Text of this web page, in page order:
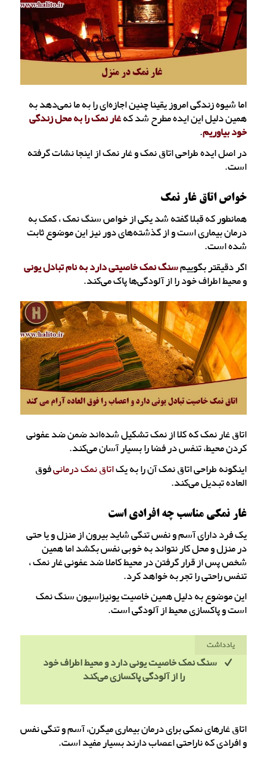
اما شیوه زندگی امروز یقینا چنین اجازه‌ای را به ما نمی‌دهد به
همین دلیل این ایده مطرح شد کهغار نمک را به محل زندگی
خود بیاوریم.
در اصل ایده طراحی اتاق نمک و غار نمک از اینجا نشات گرفته
است.
خواص اتاق غار نمک
همانطور که قبلا گفته شد یکی از خواص سنگ نمک ، کمک به
درمان بیماری است و از گذشته‌های دور نیز این موضوع ثابت
شده است.
اگر دقیقتر بگوییمسنگ نمک خاصیتی دارد به نام تبادل یونی
و محیط اطراف خود را از آلودگی‌ها پاک می‌کند.
اتاق غار نمک که کلا از نمک تشکیل شده‌اند ضمن ضد عفونی
کردن محیط، تنفس در فضا را بسیار آسان می‌کند.
اینگونه طراحی اتاق نمک آن را به یکاتاق نمک درمانیفوق
العاده تبدیل می‌کند.
غار نمکی مناسب چه افرادی است
یک فرد دارای آسم و نفس تنگی شاید بیرون از منزل و یا حتی
در منزل و محل کار نتواند به خوبی نفس بکشد اما همین
شخص پس از قرار گرفتن در محیط کاملا ضد عفونی غار نمک ،
تنفس راحتی را تجربه خواهد کرد.
این موضوع به دلیل همین خاصیت یونیزاسیون سنگ نمک
است و پاکسازی محیط از آلودگی است.
یادداشت
سنگ نمک خاصیت یونی دارد و محیط اطراف خود
را از آلودگی پاکسازی می‌کند
اتاق غارهای نمکی برای درمان بیماری میگرن، آسم و تنگی نفس
و افرادی که ناراحتی اعصاب دارند بسیار مفید است.